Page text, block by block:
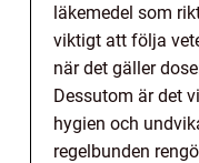
läkemedel som
viktigt att följa
när det gäller
Dessutom är det
hygien och
regelbunden